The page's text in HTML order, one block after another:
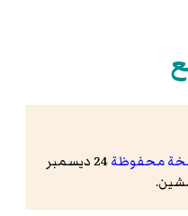
محفوظة
24 ديسمبر